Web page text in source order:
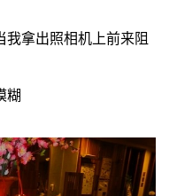
拿出照相机上前来阻
糊